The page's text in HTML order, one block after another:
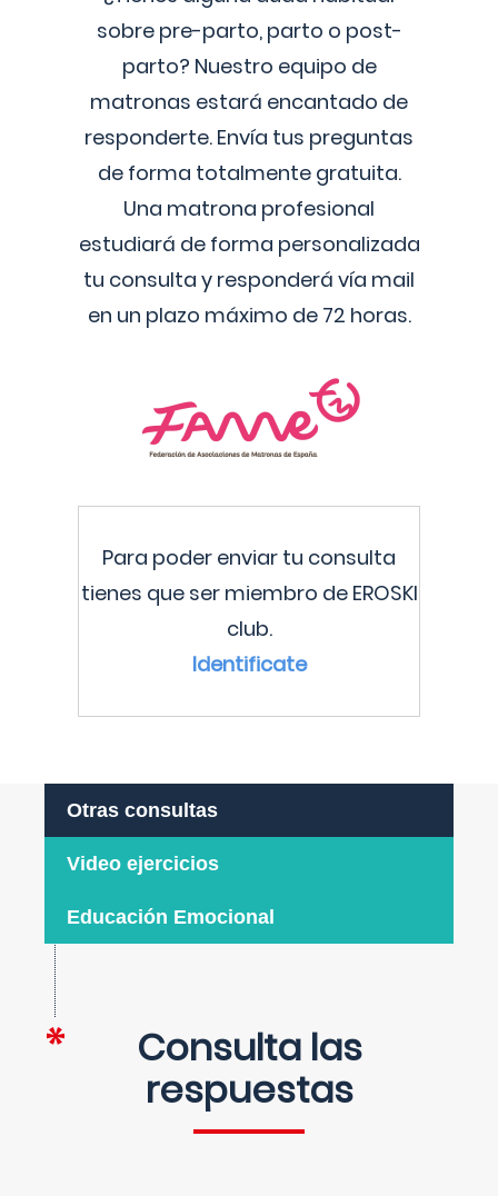
sobre pre-parto, parto o post-
parto? Nuestro equipo de
matronas estará encantado de
responderte. Envía tus preguntas
de forma totalmente gratuita.
Una matrona profesional
estudiará de forma personalizada
tu consulta y responderá vía mail
en un plazo máximo de 72 horas.
Para poder enviar tu consulta
tienes que ser miembro de EROSKI
club.
Identificate
Otras consultas
Video ejercicios
Educación Emocional
Consulta las
respuestas